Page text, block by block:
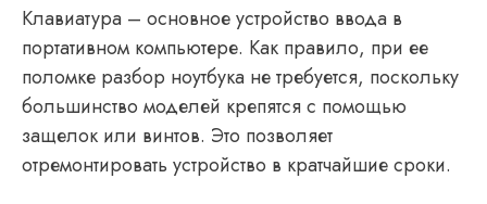
Клавиатура – основное устройство ввода в
портативном компьютере. Как правило, при ее
поломке разбор ноутбука не требуется, поскольку
большинство моделей крепятся с помощью
защелок или винтов. Это позволяет
отремонтировать устройство в кратчайшие сроки.